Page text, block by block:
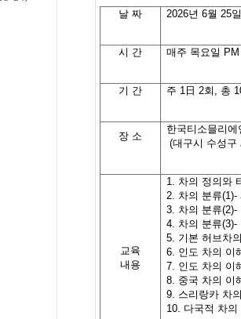
날 짜 2026년 6월 25일
시 간 매주 목요일
기 간 주 1日 2회 , 총
장 소
한국티소믈리
(대구시 수성구
교육
내용
1. 차의 정의와
2. 차의 분류(1)-
3. 차의 분류(2)-
4. 차의 분류(3)-
5. 기본 허브차
6. 인도 차의 이
7. 인도 차의 이
8. 중국 차의 이
9. 스리랑카 차
10. 다국적 차의